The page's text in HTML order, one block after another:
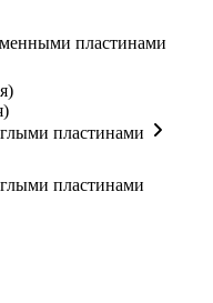
пластинами
пластинами
пластинами